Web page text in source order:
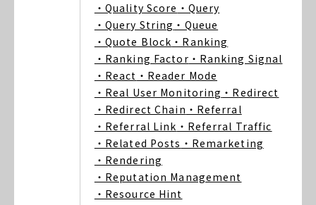
・Quality Score ・Query
・Query String ・Queue
・Quote Block ・Ranking
・Ranking Factor ・Ranking Signal
・React ・Reader Mode
・Real User Monitoring ・Redirect
・Redirect Chain ・Referral
・Referral Link ・Referral Traffic
・Related Posts ・Remarketing
・Rendering
・Reputation Management
・Resource Hint